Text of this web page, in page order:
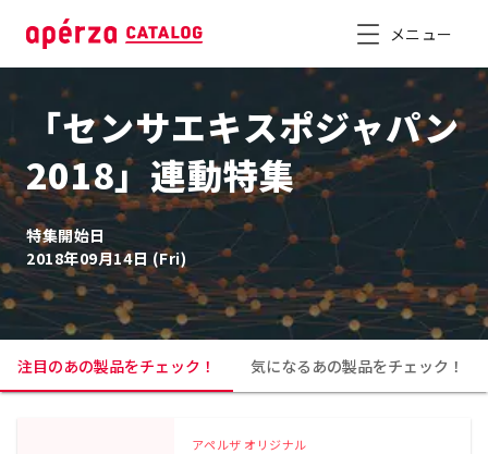
メニュー
「センサエキスポジャパン
2018」連動特集
特集開始日
2018年09月14日 (Fri)
注目のあの製品をチェック！ 気になるあの製品をチェック！
アペルザ オリジナル